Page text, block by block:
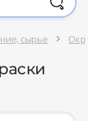
сырье